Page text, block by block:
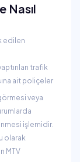
Nasıl
edilen
veya
işlemidir.
trafik
ait poliçeler
olarak
MTV